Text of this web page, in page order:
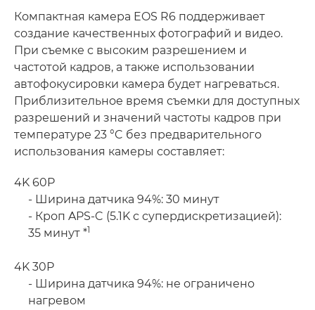
Компактная камера EOS R6 поддерживает
создание качественных фотографий и видео.
При съемке с высоким разрешением и
частотой кадров, а также использовании
автофокусировки камера будет нагреваться.
Приблизительное время съемки для доступных
разрешений и значений частоты кадров при
температуре 23 °C без предварительного
использования камеры составляет:
4K 60P
- Ширина датчика 94%: 30 минут
- Кроп APS-C (5.1K с супердискретизацией):
35 минут *1
4K 30P
- Ширина датчика 94%: не ограничено
нагревом